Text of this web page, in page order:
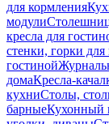
для кормления
модули
кресла для
стенки, горки для
гостиной
домаКресла-
кухниСтолы,
барныеКухонный